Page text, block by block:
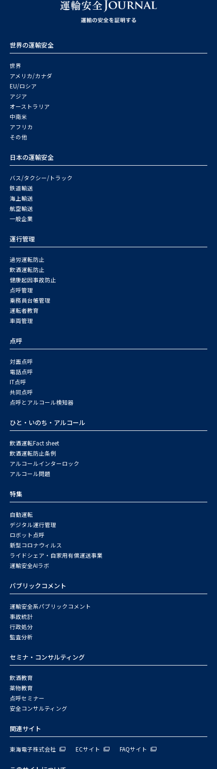
世界の運輸安全
世界
アメリカ/カナダ
EU/ロシア
アジア
オーストラリア
中南米
アフリカ
その他
日本の運輸安全
バス/タクシー/トラック
鉄道輸送
海上輸送
航空輸送
一般企業
運行管理
過労運転防止
飲酒運転防止
健康起因事故防止
点呼管理
乗務員台帳管理
運転者教育
車両管理
点呼
対面点呼
電話点呼
IT点呼
共同点呼
点呼とアルコール検知器
ひと・いのち・アルコール
飲酒運転Fact sheet
飲酒運転防止条例
アルコールインターロック
アルコール問題
特集
自動運転
デジタル運行管理
ロボット点呼
新型コロナウィルス
ライドシェア・自家用有償運送事業
運輸安全AIラボ
パブリックコメント
運輸安全系パブリックコメント
事故統計
行政処分
監査分析
セミナ・コンサルティング
飲酒教育
薬物教育
点呼セミナー
安全コンサルティング
関連サイト
東海電子株式会社 ECサイト FAQサイト